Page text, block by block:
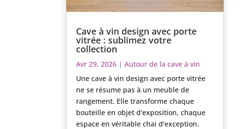
Cave à vin design avec porte
vitrée : sublimez votre
collection
Avr 29, 2026 |Autour de la cave à vin
Une cave à vin design avec porte vitrée
ne se résume pas à un meuble de
rangement. Elle transforme chaque
bouteille en objet d'exposition, chaque
espace en véritable chai d'exception.